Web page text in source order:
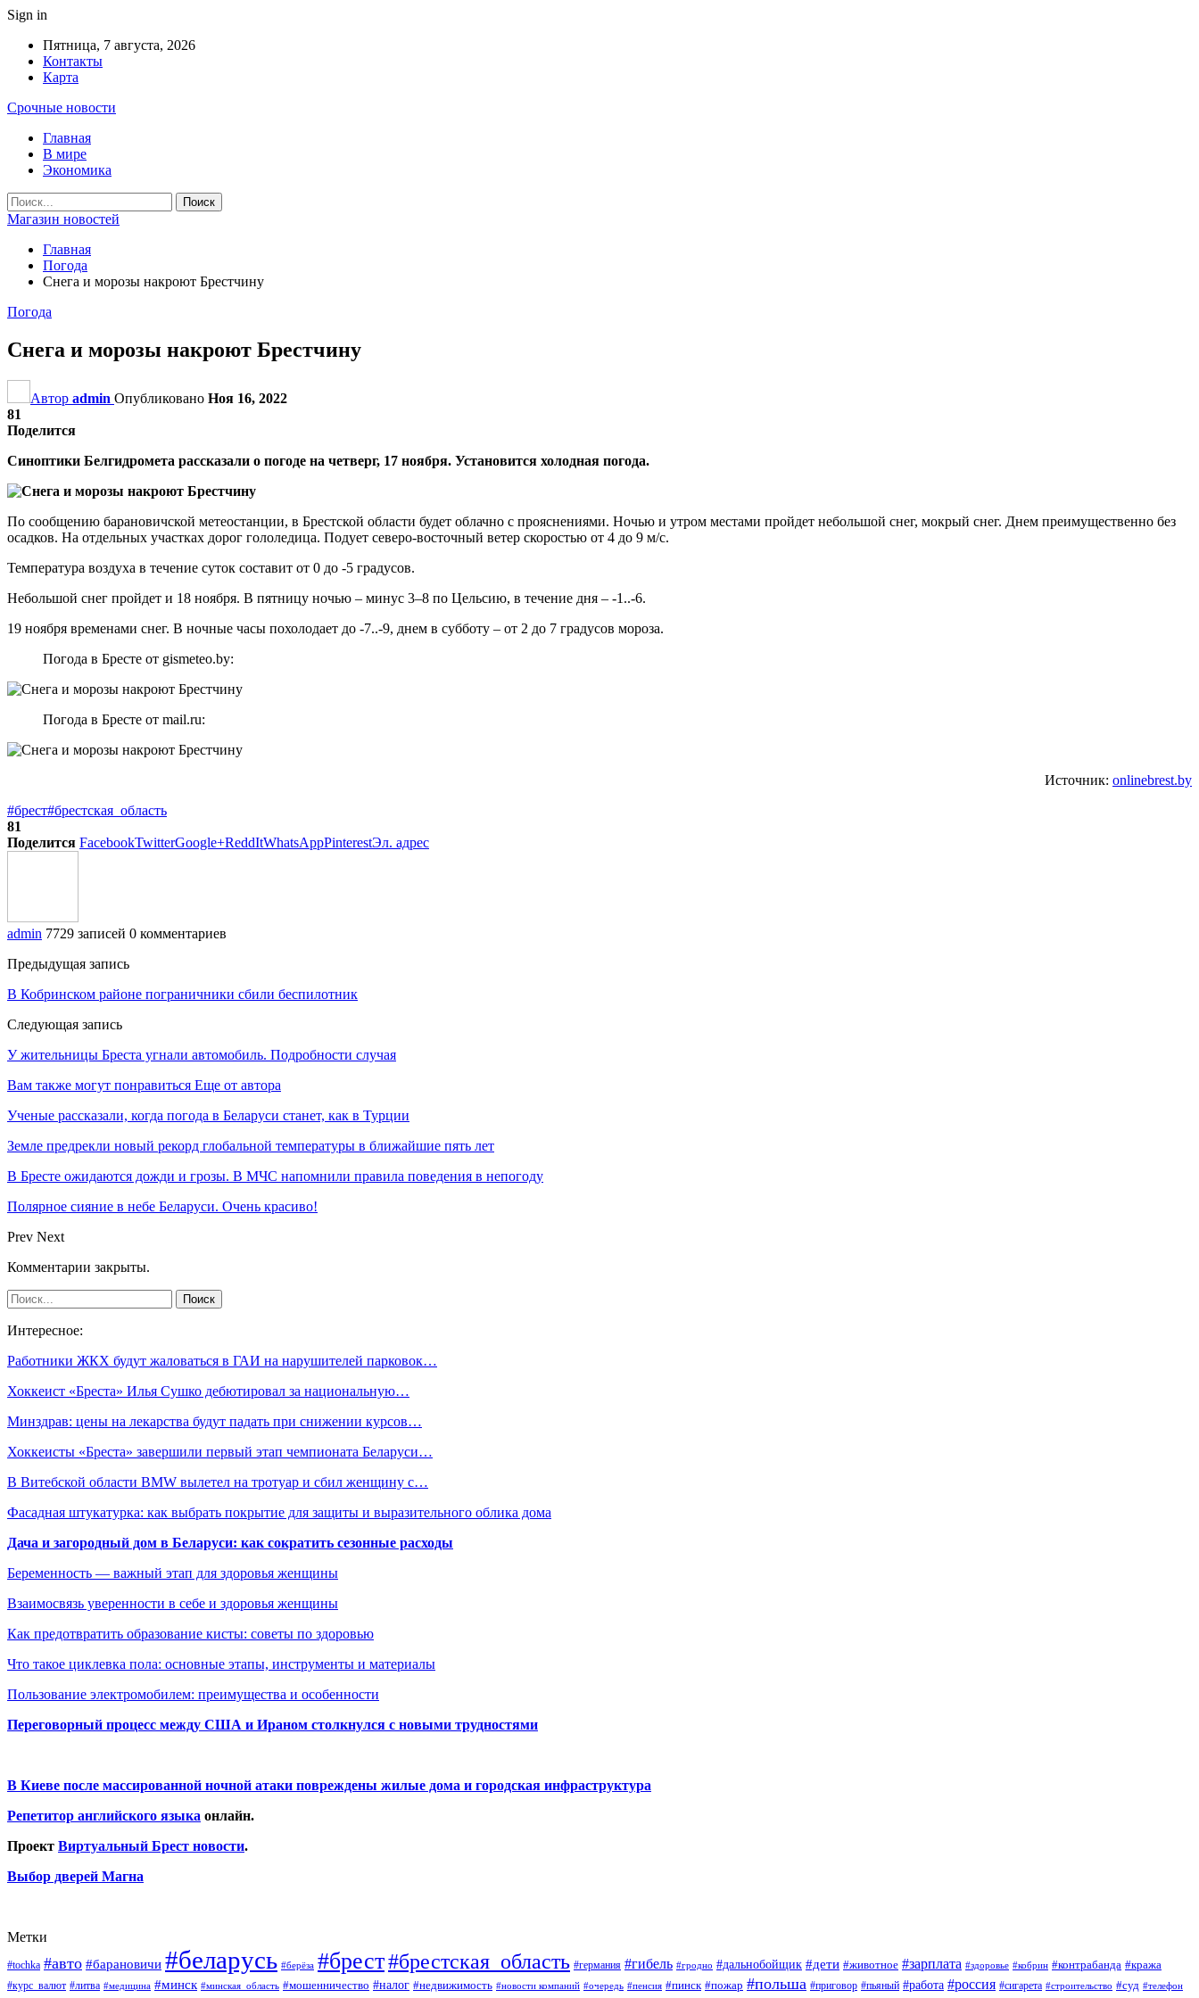
Sign in
Пятница, 7 августа, 2026
Контакты
Карта
Срочные новости
Главная
В мире
Экономика
Магазин новостей
Главная
Погода
Снега и морозы накроют Брестчину
Погода
Снега и морозы накроют Брестчину
Автор admin Опубликовано Ноя 16, 2022
81
Поделится
Синоптики Белгидромета рассказали о погоде на четверг, 17 ноября. Установится холодная погода.
По сообщению барановичской метеостанции, в Брестской области будет облачно с прояснениями. Ночью и утром местами пройдет небольшой снег, мокрый снег. Днем преимущественно без
осадков. На отдельных участках дорог гололедица. Подует северо-восточный ветер скоростью от 4 до 9 м/с.
Температура воздуха в течение суток составит от 0 до -5 градусов.
Небольшой снег пройдет и 18 ноября. В пятницу ночью – минус 3–8 по Цельсию, в течение дня – -1..-6.
19 ноября временами снег. В ночные часы похолодает до -7..-9, днем в субботу – от 2 до 7 градусов мороза.
Погода в Бресте от gismeteo.by:
Погода в Бресте от mail.ru:
Источник: onlinebrest.by
#брест#брестская_область
81
Поделится FacebookTwitterGoogle+ReddItWhatsAppPinterestЭл. адрес
admin 7729 записей 0 комментариев
Предыдущая запись
В Кобринском районе пограничники сбили беспилотник
Следующая запись
У жительницы Бреста угнали автомобиль. Подробности случая
Вам также могут понравиться Еще от автора
Ученые рассказали, когда погода в Беларуси станет, как в Турции
Земле предрекли новый рекорд глобальной температуры в ближайшие пять лет
В Бресте ожидаются дожди и грозы. В МЧС напомнили правила поведения в непогоду
Полярное сияние в небе Беларуси. Очень красиво!
Prev Next
Комментарии закрыты.
Интересное:
Работники ЖКХ будут жаловаться в ГАИ на нарушителей парковок…
Хоккеист «Бреста» Илья Сушко дебютировал за национальную…
Минздрав: цены на лекарства будут падать при снижении курсов…
Хоккеисты «Бреста» завершили первый этап чемпионата Беларуси…
В Витебской области BMW вылетел на тротуар и сбил женщину с…
Фасадная штукатурка: как выбрать покрытие для защиты и выразительного облика дома
Дача и загородный дом в Беларуси: как сократить сезонные расходы
Беременность — важный этап для здоровья женщины
Взаимосвязь уверенности в себе и здоровья женщины
Как предотвратить образование кисты: советы по здоровью
Что такое циклевка пола: основные этапы, инструменты и материалы
Пользование электромобилем: преимущества и особенности
Переговорный процесс между США и Ираном столкнулся с новыми трудностями
В Киеве после массированной ночной атаки повреждены жилые дома и городская инфраструктура
Репетитор английского языка онлайн.
Проект Виртуальный Брест новости.
Выбор дверей Магна
Метки
#tochka #авто #барановичи #беларусь #берёза #брест#брестская_область #германия #гибель #гродно #дальнобойщик #дети #животное #зарплата #здоровье #кобрин #контрабанда #кража
#курс_валют #литва #медицина #минск #минская_область #мошенничество #налог #недвижимость #новости компаний #очередь #пенсия #пинск #пожар #польша #приговор #пьяный #работа #россия #сигарета #строительство #суд #телефон